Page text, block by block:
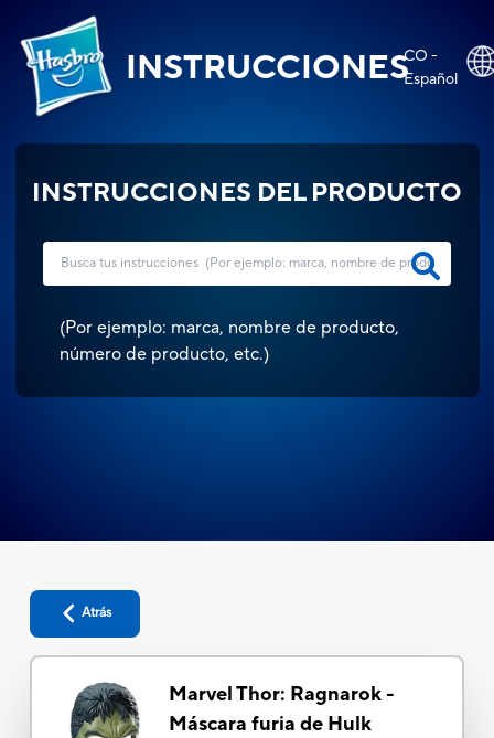
INSTRUCCIONESCO -
Español
INSTRUCCIONES DEL PRODUCTO
(Por ejemplo: marca, nombre de producto,
número de producto, etc.)
Atrás
Marvel Thor: Ragnarok -
Máscara furia de Hulk